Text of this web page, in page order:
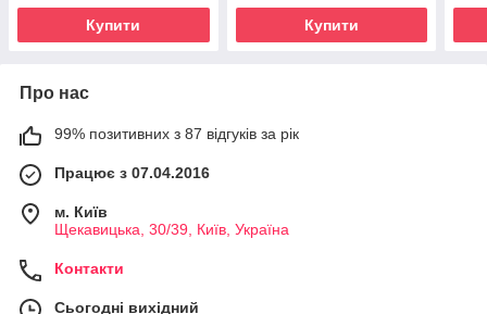
Купити Купити
Про нас
99% позитивних з 87 відгуків за рік
Працює з 07.04.2016
м. Київ
Щекавицька, 30/39, Київ, Україна
Контакти
Сьогодні вихідний